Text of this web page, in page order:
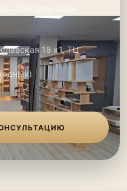
18 к1, ТЦ